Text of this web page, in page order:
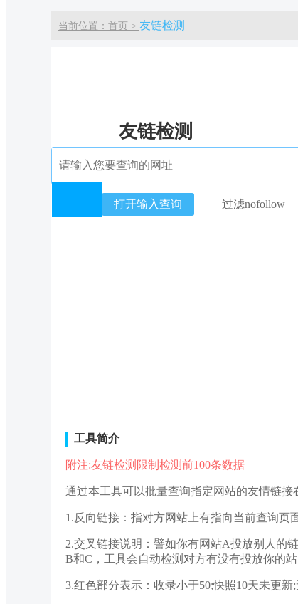
当前位置：首页 > 友链检测
友链检测
打开输入查询 过滤nofollow
工具简介
附注:友链检测限制检测前100条数据
通过本工具可以批量查询指定网站的友情链
1.反向链接：指对方网站上有指向当前查询页
2.交叉链接说明：譬如你有网站A投放别人的
B和C，工具会自动检测对方有没有投放你的站
3.红色部分表示：收录小于50;快照10天未更新